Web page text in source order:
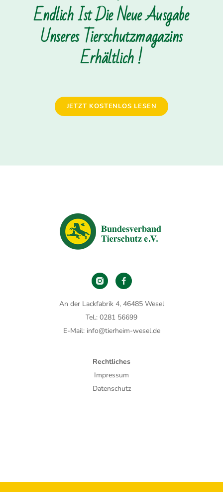
Endlich Ist Die Neue Ausgabe
Unseres Tierschutzmagazins
Erhältlich !
JETZT KOSTENLOS LESEN
An der Lackfabrik 4, 46485 Wesel
Tel.: 0281 56699
E-Mail: info@tierheim-wesel.de
Rechtliches
Impressum
Datenschutz